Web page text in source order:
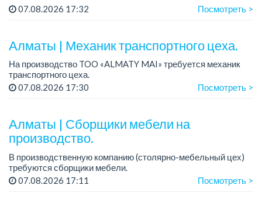
Требования:
- Умение делать твёрдый переплёт (книги, папки, работа с
07.08.2026 17:32 Посмотреть >
Алматы | Механик транспортного цеха.
На производство TOO «ALMATY MAI» требуется механик
транспортного цеха.
Зарплата: до 380 000 тенге на руки.
07.08.2026 17:30 Посмотреть >
Алматы | Сборщики мебели на
производство.
В производственную компанию (столярно-мебельный цех)
требуются сборщики мебели.
График работы: 5/2, с 08.00 до 18.00.
07.08.2026 17:11 Посмотреть >